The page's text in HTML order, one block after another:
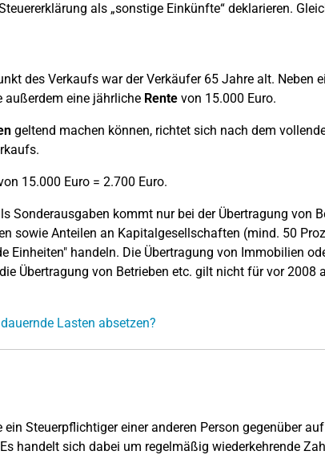
als „sonstige Einkünfte“ deklarieren.
des Verkaufs war der Verkäufer 65 Jahre alt. Neben
außerdem eine jährliche Rentevon 15.000 Euro.
geltend machen können, richtet sich nach dem
15.000 Euro = 2.700 Euro.
Sonderausgaben kommt nur bei der Übertragung von
sowie Anteilen an Kapitalgesellschaften (mind. 50
Einheiten" handeln. Die Übertragung von Immobilien
Übertragung von Betrieben etc. gilt nicht für vor 2008
Lasten absetzen?
Steuerpflichtiger einer anderen Person gegenüber
handelt sich dabei um regelmäßig wiederkehrende